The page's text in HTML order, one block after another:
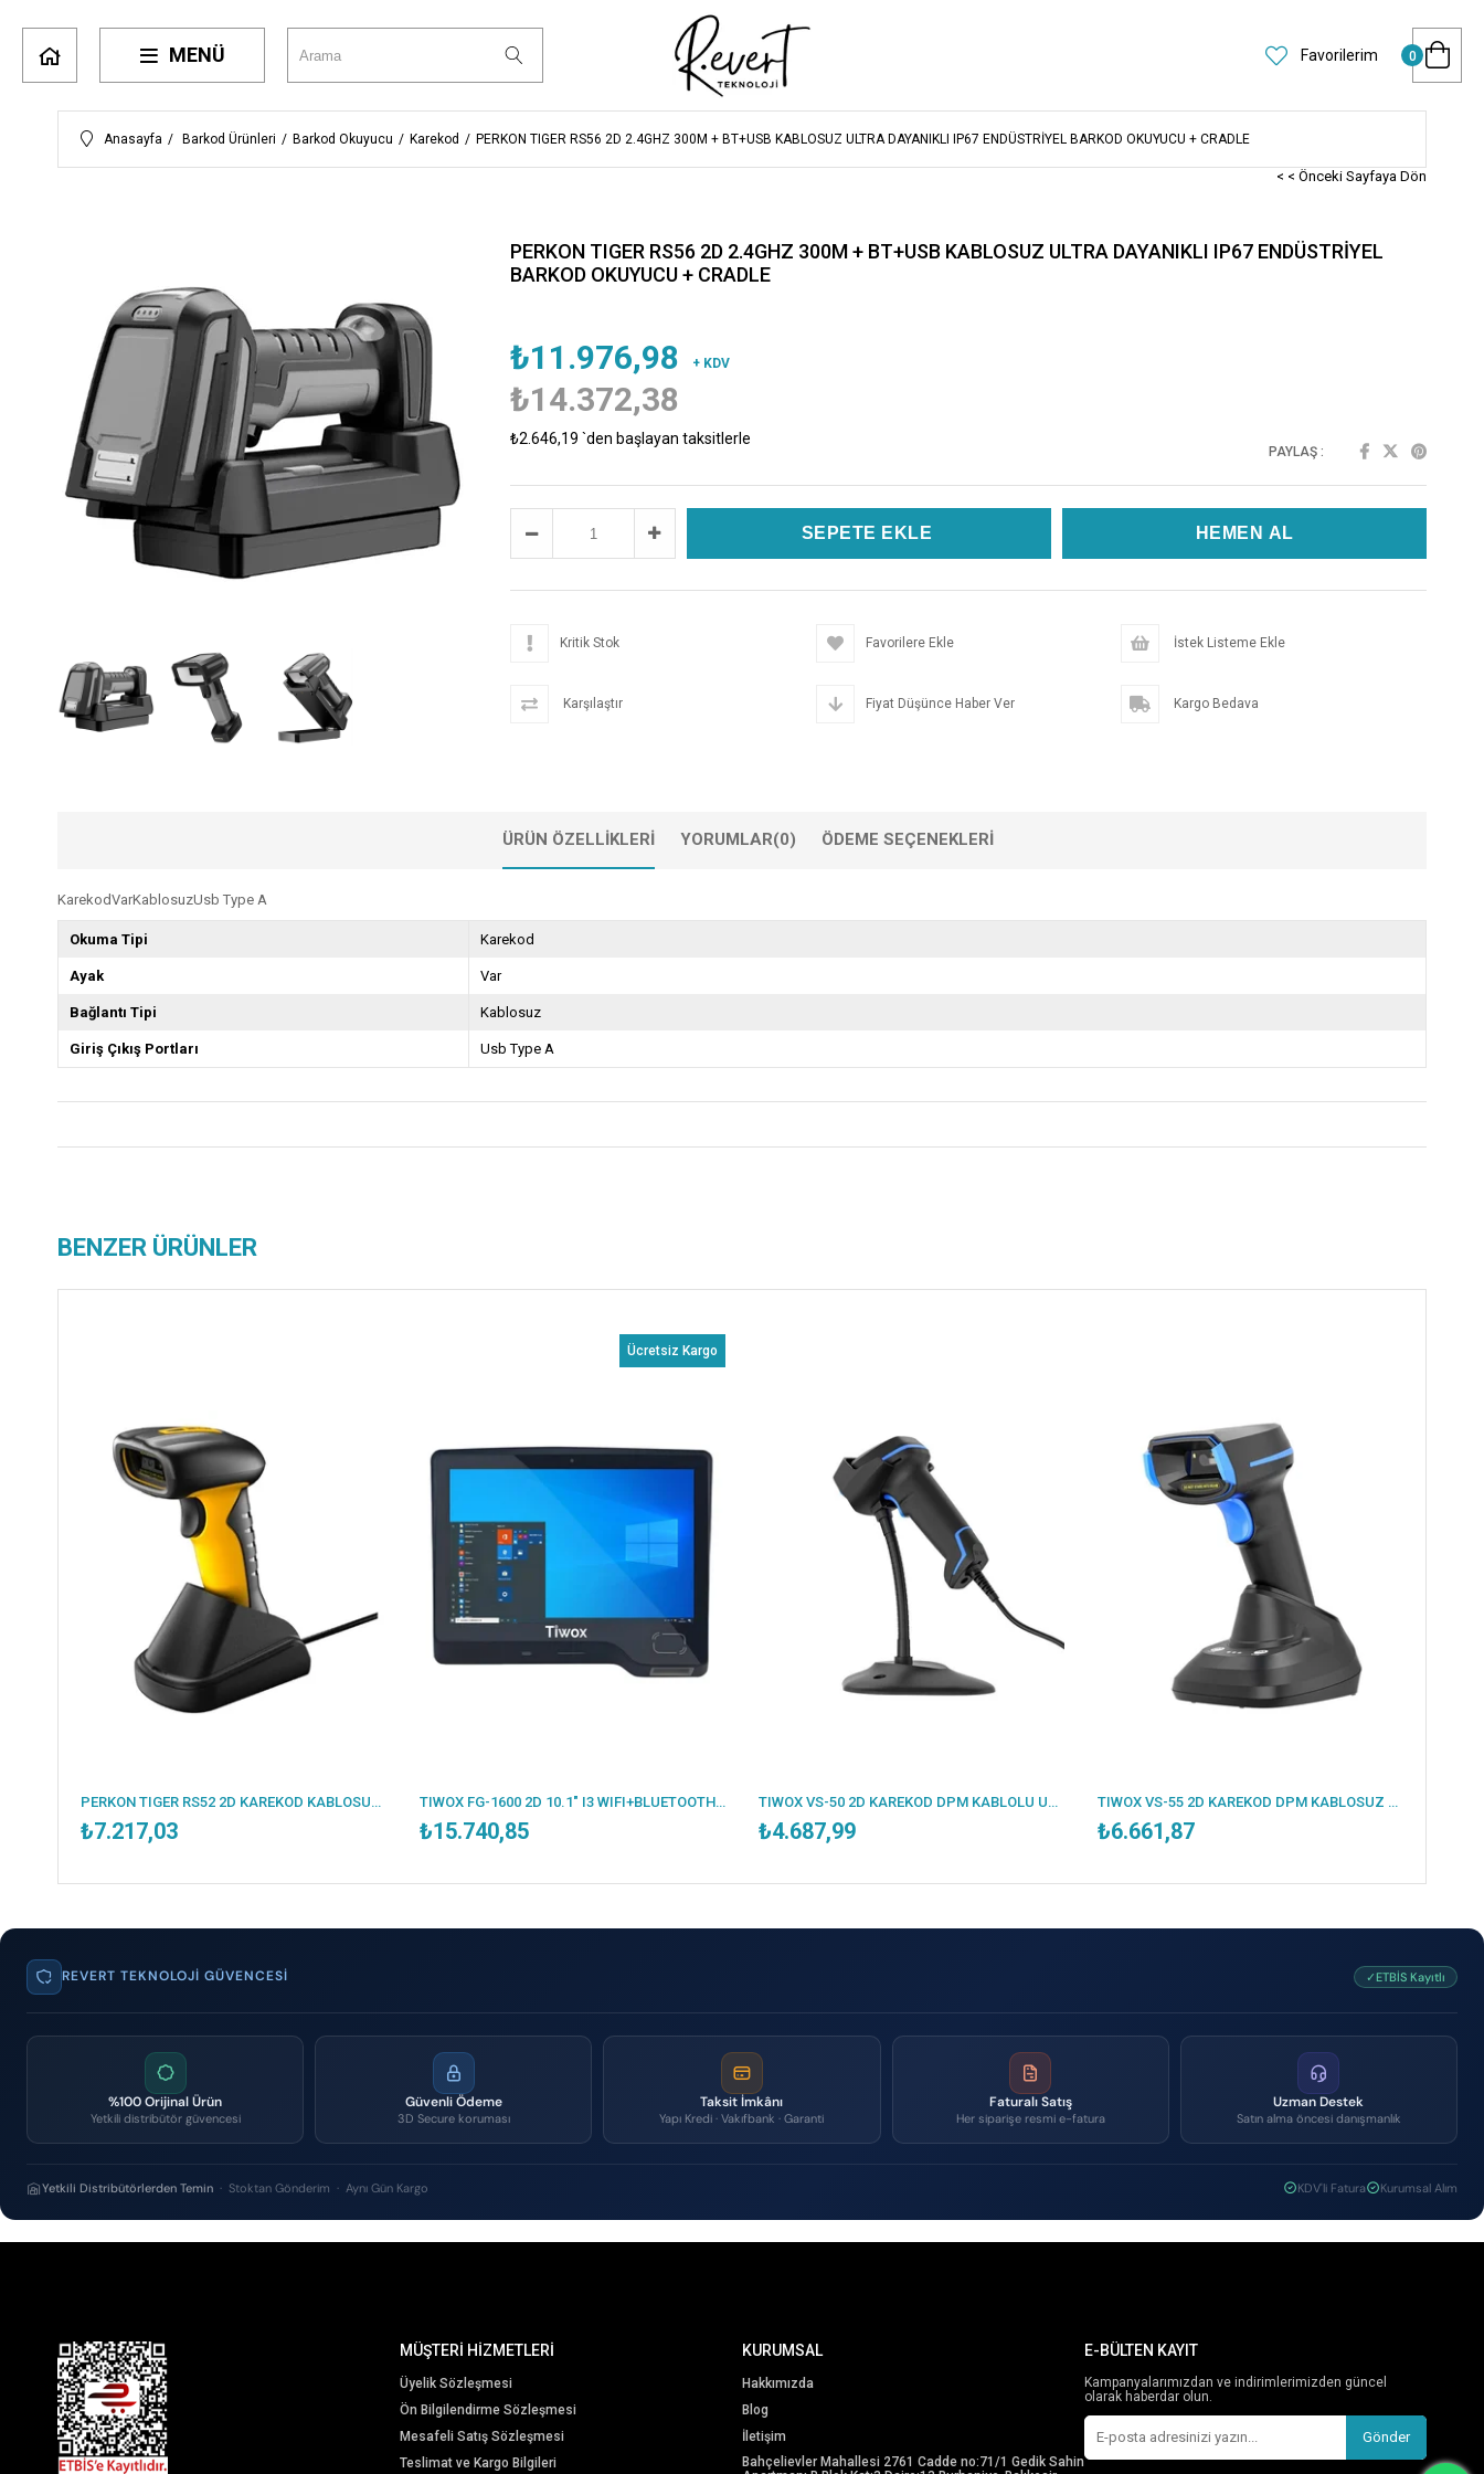
MENÜ Favorilerim 0
Anasayfa Barkod Ürünleri Barkod Okuyucu Karekod PERKON TIGER RS56 2D 2.4GHZ 300M + BT+USB KABLOSUZ ULTRA DAYANIKLI IP67 ENDÜSTRİYEL BARKOD OKUYUCU + CRADLE
< < Önceki Sayfaya Dön
PERKON TIGER RS56 2D 2.4GHZ 300M + BT+USB KABLOSUZ ULTRA DAYANIKLI IP67 ENDÜSTRİYEL
BARKOD OKUYUCU + CRADLE
₺11.976,98 + KDV
₺14.372,38
₺2.646,19 `den başlayan taksitlerle
PAYLAŞ :
Kritik Stok Favorilere Ekle İstek Listeme Ekle
Karşılaştır Fiyat Düşünce Haber Ver Kargo Bedava
ÜRÜN ÖZELLIKLERI YORUMLAR(0) ÖDEME SEÇENEKLERI
KarekodVarKablosuzUsb Type A
Okuma Tipi Karekod
Ayak Var
Bağlantı Tipi Kablosuz
Giriş Çıkış Portları Usb Type A
BENZER ÜRÜNLER
PERKON TIGER RS52 2D KAREKOD KABLOSUZ BLUETOOTH BARKOD OKUYUCU + CRADLE
₺7.217,03
TIWOX FG-1600 2D 10.1" I3 WIFI+BLUETOOTH 8GB DDR3 128GB FİYAT GÖR ÜNİTESİ
₺15.740,85
Ücretsiz Kargo
TIWOX VS-50 2D KAREKOD DPM KABLOLU USB BARKOD OKUYUCU + STAND
₺4.687,99
TIWOX VS-55 2D KAREKOD DPM KABLOSUZ USB BARKOD OKUYUCU BATARYA+ CRADLE
₺6.661,87
REVERT TEKNOLOJI GÜVENCESI ✓ETBİS Kayıtlı
%100 Orijinal Ürün
Yetkili distribütör güvencesi
Güvenli Ödeme
3D Secure koruması
Taksit İmkânı
Yapı Kredi · Vakıfbank · Garanti
Faturalı Satış
Her siparişe resmi e-fatura
Uzman Destek
Satın alma öncesi danışmanlık
Yetkili Distribütörlerden Temin · Stoktan Gönderim · Aynı Gün Kargo KDV'li Fatura Kurumsal Alım
MÜŞTERİ HİZMETLERİ
Üyelik Sözleşmesi
Ön Bilgilendirme Sözleşmesi
Mesafeli Satış Sözleşmesi
Teslimat ve Kargo Bilgileri
KURUMSAL
Hakkımızda
Blog
İletişim
Bahçelievler Mahallesi 2761 Cadde no:71/1 Gedik Sahin
E-BÜLTEN KAYIT
Kampanyalarımızdan ve indirimlerimizden güncel
olarak haberdar olun.
Gönder